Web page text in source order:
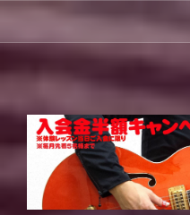
テ
へ
キ
プ